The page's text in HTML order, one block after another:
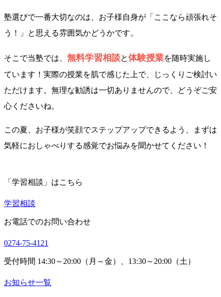
塾選びで一番大切なのは、お子様自身が「ここなら頑張れそ
う！」と思える雰囲気かどうかです。
そこで当塾では、 無料学習相談と体験授業を随時実施し
ています！実際の授業を肌で感じた上で、じっくりご検討い
ただけます。無理な勧誘は一切ありませんので、どうぞご安
心くださいね。
この夏、お子様が笑顔でステップアップできるよう、まずは
気軽におしゃべりする感覚でお悩みを聞かせてください！
「学習相談」はこちら
学習相談
お電話でのお問い合わせ
0274-75-4121
受付時間 14:30～20:00（月～金）、13:30～20:00（土）
お知らせ一覧